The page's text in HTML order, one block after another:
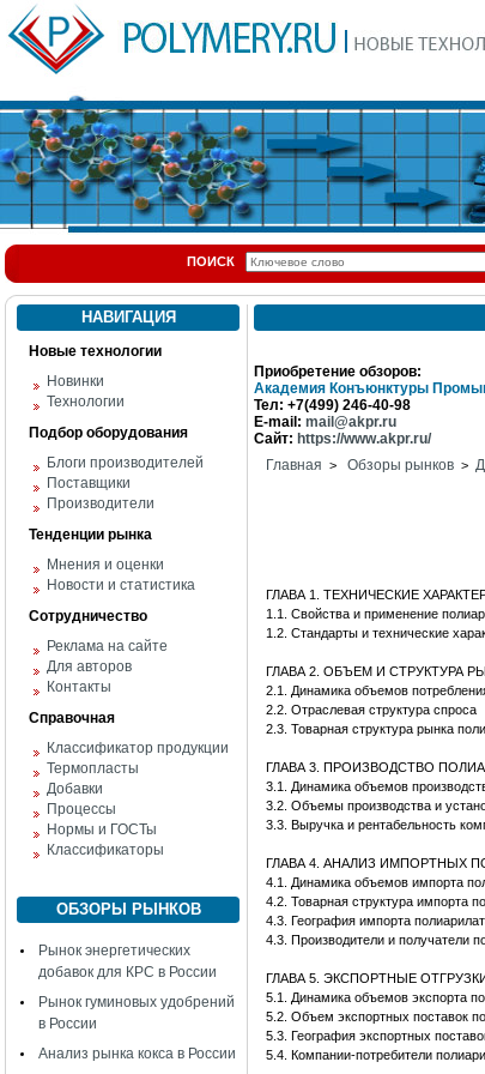
ПОИСК
НАВИГАЦИЯ
Новые технологии
Новинки
Технологии
Подбор оборудования
Блоги производителей
Поставщики
Производители
Тенденции рынка
Мнения и оценки
Новости и статистика
Сотрудничество
Реклама на сайте
Для авторов
Контакты
Справочная
Классификатор продукции
Термопласты
Добавки
Процессы
Нормы и ГОСТы
Классификаторы
ОБЗОРЫ РЫНКОВ
Рынок энергетических
добавок для КРС в России
Рынок гуминовых удобрений
в России
Анализ рынка кокса в России
Приобретение обзоров:
Академия Конъюнктуры
Тел: +7(499) 246-40-98
E-mail: mail@akpr.ru
Сайт: https://www.akpr.ru/
Главная > Обзоры рынков >
ГЛАВА 1. ТЕХНИЧЕСКИЕ
1.1. Свойства и применение
1.2. Стандарты и технические
ГЛАВА 2. ОБЪЕМ И СТРУКТУРА
2.1. Динамика объемов
2.2. Отраслевая структура спроса
2.3. Товарная структура рынка
ГЛАВА 3. ПРОИЗВОДСТВО
3.1. Динамика объемов
3.2. Объемы производства и
3.3. Выручка и рентабельность
ГЛАВА 4. АНАЛИЗ ИМПОРТНЫХ
4.1. Динамика объемов импорта
4.2. Товарная структура импорта
4.3. География импорта
4.3. Производители и получатели
ГЛАВА 5. ЭКСПОРТНЫЕ
5.1. Динамика объемов экспорта
5.2. Объем экспортных поставок
5.3. География экспортных
5.4. Компании-потребители